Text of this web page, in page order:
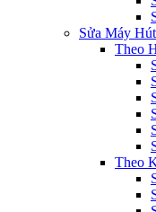
Sửa Máy
Theo
Theo